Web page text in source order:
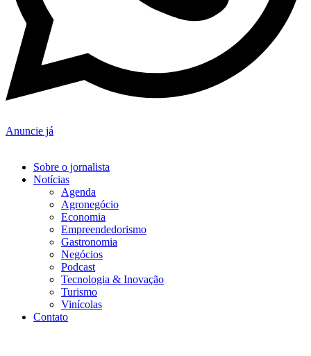
Anuncie já
Sobre o jornalista
Notícias
Agenda
Agronegócio
Economia
Empreendedorismo
Gastronomia
Negócios
Podcast
Tecnologia & Inovação
Turismo
Vinícolas
Contato